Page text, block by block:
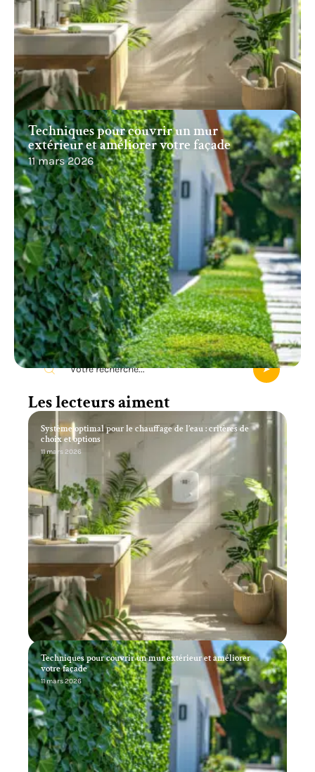
Techniques pour couvrir un mur
extérieur et améliorer votre façade
11 mars 2026
Recherche
Les lecteurs aiment
Système optimal pour le chauffage de l’eau : critères de
choix et options
11 mars 2026
Techniques pour couvrir un mur extérieur et améliorer
votre façade
11 mars 2026